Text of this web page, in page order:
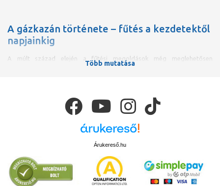
A gázkazán története – fűtés a kezdetektől
napjainkig
A múlt század elején a fűtési megoldások még meglehetősen
egyszerűek és helyigényesek voltak: vidéken
A II. világháborút követően, a vezetékes gáz
elterjedésével új korszak
szerelték fel, így kiküszöbölve a széntüzelés kényelmetlenségeit. Ezek a
A gázkonvektorok megjelenése és
elterjedése
Több mutatása
Árukereső.hu